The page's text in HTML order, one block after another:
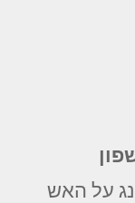
על האש